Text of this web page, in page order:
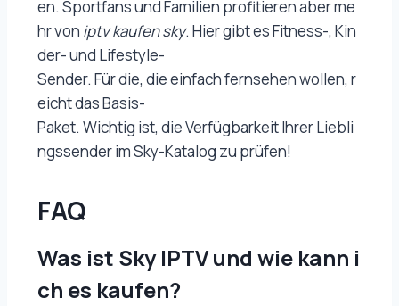
en. Sportfans und Familien profitieren aber me
hr von iptv kaufen sky. Hier gibt es Fitness-, Kin
der- und Lifestyle-
Sender. Für die, die einfach fernsehen wollen, r
eicht das Basis-
Paket. Wichtig ist, die Verfügbarkeit Ihrer Liebli
ngssender im Sky-Katalog zu prüfen!
FAQ
Was ist Sky IPTV und wie kann i
ch es kaufen?